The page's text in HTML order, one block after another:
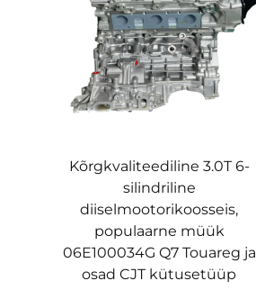
Kõrgkvaliteediline 3.0T 6-
silindriline
diiselmootorikoosseis,
populaarne müük
06E100034G Q7 Touareg ja
osad CJT kütusetüüp